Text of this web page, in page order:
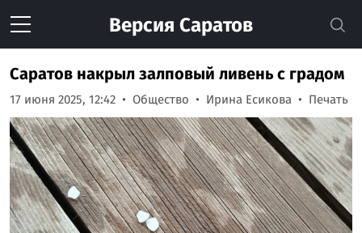
Версия Саратов
Саратов накрыл залповый ливень с градом
17 июня 2025, 12:42 Общество Ирина Есикова Печать